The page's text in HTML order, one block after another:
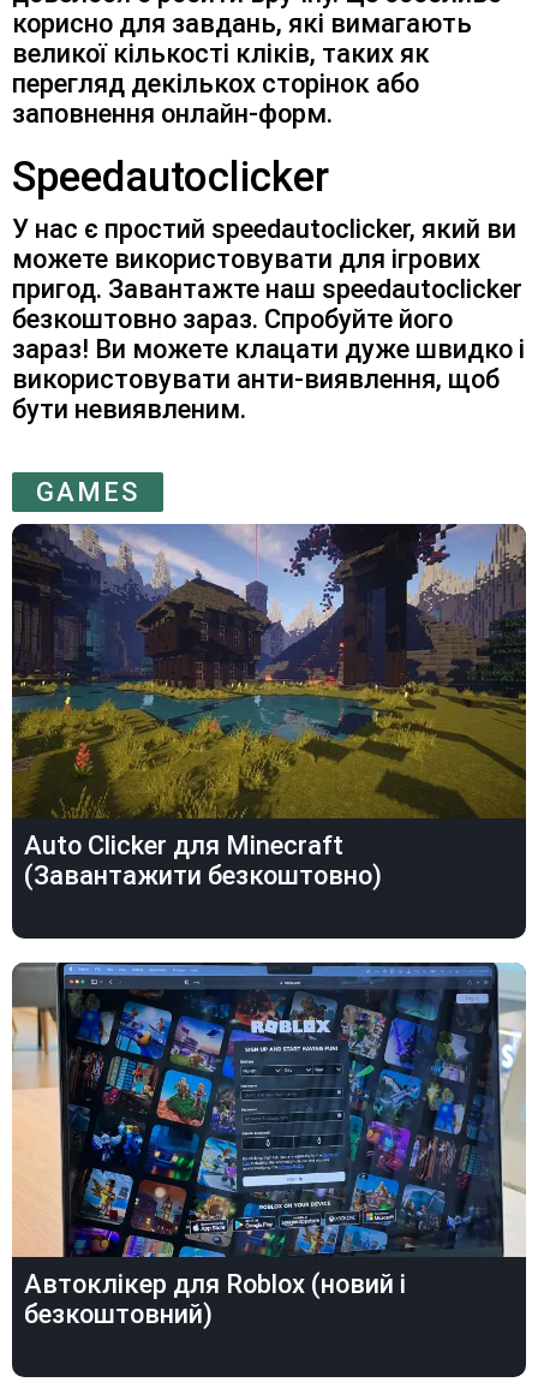
корисно для завдань, які вимагають
великої кількості кліків, таких як
перегляд декількох сторінок або
заповнення онлайн-форм.
Speedautoclicker
У нас є простий speedautoclicker, який ви
можете використовувати для ігрових
пригод. Завантажте наш speedautoclicker
безкоштовно зараз. Спробуйте його
зараз! Ви можете клацати дуже швидко і
використовувати анти-виявлення, щоб
бути невиявленим.
GAMES
Auto Clicker для Minecraft
(Завантажити безкоштовно)
Автоклікер для Roblox (новий і
безкоштовний)